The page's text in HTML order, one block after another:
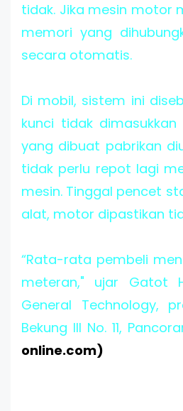
tidak. Jika mesin motor
memori yang
secara otomatis.
Di mobil, sistem ini
kunci tidak
yang dibuat pabrikan
tidak perlu repot lagi
mesin. Tinggal pencet
alat, motor dipastikan
“Rata-rata pembeli
meteran," ujar Gatot
General Technology,
Bekung III No. 11,
online.com)